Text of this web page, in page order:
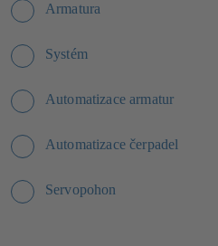
Armatura
Systém
Automatizace armatur
Automatizace čerpadel
Servopohon